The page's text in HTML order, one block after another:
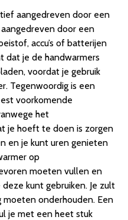
aangedreven door een
door een
accu’s of batterijen
dat je de handwarmers
voordat je gebruik
Tegenwoordig is een
voorkomende
het
je hoeft te doen is zorgen
en je kunt uren genieten
op
moeten vullen en
kunt gebruiken. Je zult
onderhouden. Een
je met een heet stuk